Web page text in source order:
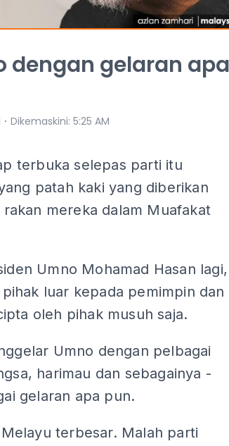
dengan gelaran apa
⋅ Dikemaskini: 5:25 AM
terbuka selepas parti itu
patah kaki yang diberikan
rakan mereka dalam Muafakat
Umno Mohamad Hasan lagi,
luar kepada pemimpin dan
oleh pihak musuh saja.
Umno dengan pelbagai
harimau dan sebagainya -
gelaran apa pun.
terbesar. Malah parti